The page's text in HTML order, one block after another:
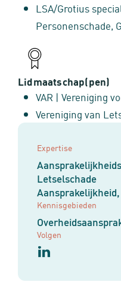
Expertise
Letselschade
Kennisgebieden
Volgen
LSA/Grotius
Personenschade,
Lidmaatschap(pen)
VAR | Vereniging
Vereniging van